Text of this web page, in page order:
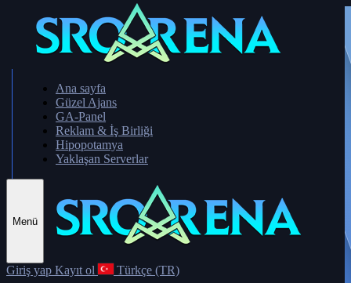
Ana sayfa
Güzel Ajans
GA-Panel
Reklam & İş Birliği
Hipopotamya
Yaklaşan Serverlar
Menü
Giriş yap Kayıt ol Türkçe (TR)